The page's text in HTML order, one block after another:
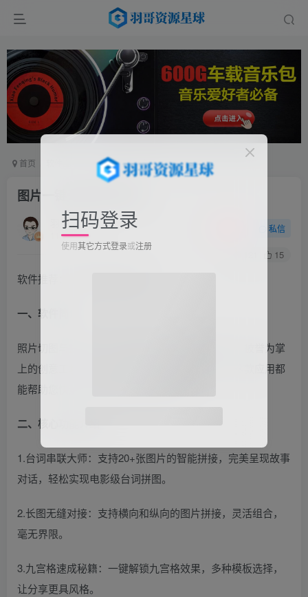
首页 手机软件 正文
图片一键无缝拼接长图
羽哥
11个月前更新
私信
15
软件推荐：照片切图与拼图
一、软件简介
照片切图与拼图是一款功能强大的图片处理应用，被誉为掌
上的创意工坊。无论是日常记录还是创意表达，这款应用都
能帮助您快速打造出独特的影像作品。
二、核心功能介绍
1.台词串联大师：支持20+张图片的智能拼接，完美呈现故事
对话，轻松实现电影级台词拼图。
2.长图无缝对接：支持横向和纵向的图片拼接，灵活组合，
毫无界限。
3.九宫格速成秘籍：一键解锁九宫格效果，多种模板选择，
让分享更具风格。
扫码登录
使用其它方式登录或注册